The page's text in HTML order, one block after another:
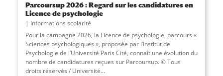
Parcoursup 2026 : Regard sur les candidatures en
Licence de psychologie
Informations scolarité
Pour la campagne 2026, la Licence de psychologie, parcours «
Sciences psychologiques », proposée par l’Institut de
Psychologie de l’Université Paris Cité, connaît une évolution du
nombre de candidatures reçues sur Parcoursup. © Tous
droits réservés / Université...